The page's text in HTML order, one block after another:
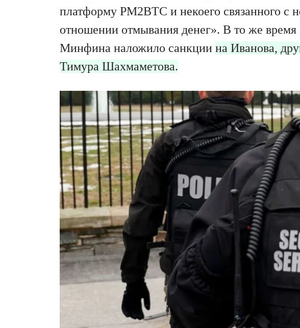
платформу PM2BTC и некоего связанного с
отношении отмывания денег». В то же
Минфина наложило санкции на Иванова,
Тимура Шахмаметова.